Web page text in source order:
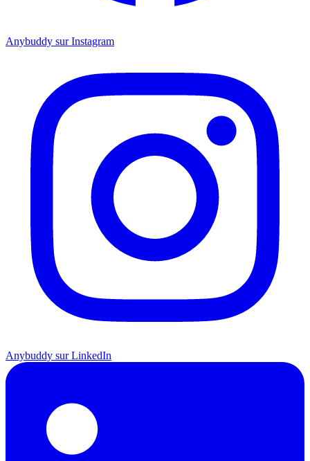
Anybuddy sur Instagram
Anybuddy sur LinkedIn